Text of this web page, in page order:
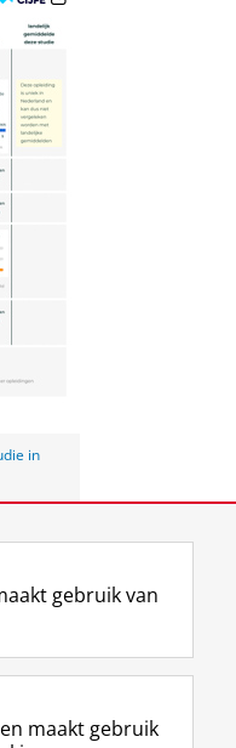
in
L
i
k
R
S
-
I
n
t
Y
o
T
gebruik van
maakt gebruik